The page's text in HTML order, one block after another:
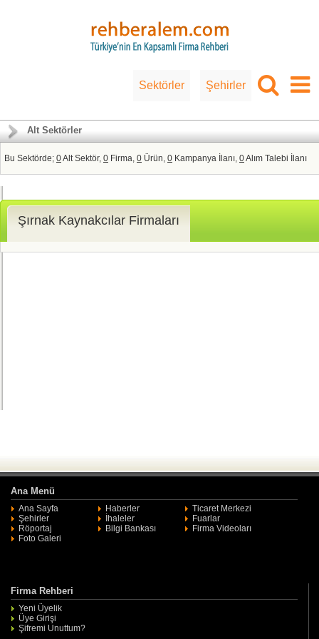
Sektörler Şehirler
Alt Sektörler
Bu Sektörde; 0Alt Sektör, 0 Firma, 0 Ürün, 0 Kampanya İlanı, 0Alım Talebi İlanı
Şırnak Kaynakcılar Firmaları
Ana Menü
Ana Sayfa Haberler
Ticaret Merkezi
Şehirler
İhaleler
Fuarlar
Röportaj
Bilgi Bankası
Firma Videoları
Foto Galeri
Firma Rehberi
Yeni Üyelik
Üye Girişi
Şifremi Unuttum?